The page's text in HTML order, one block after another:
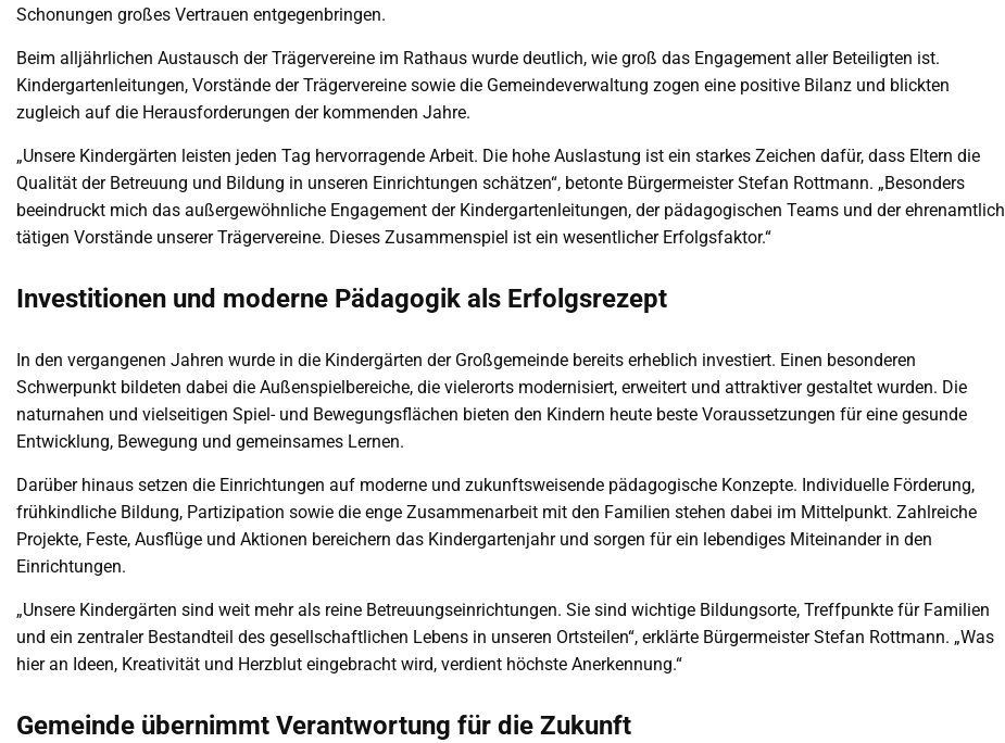
Schonungen großes Vertrauen entgegenbringen.
Beim alljährlichen Austausch der Trägervereine im Rathaus wurde deutlich, wie groß das Engagement aller Beteiligten ist.
Kindergartenleitungen, Vorstände der Trägervereine sowie die Gemeindeverwaltung zogen eine positive Bilanz und blickten
zugleich auf die Herausforderungen der kommenden Jahre.
„Unsere Kindergärten leisten jeden Tag hervorragende Arbeit. Die hohe Auslastung ist ein starkes Zeichen dafür, dass Eltern die
Qualität der Betreuung und Bildung in unseren Einrichtungen schätzen“, betonte Bürgermeister Stefan Rottmann. „Besonders
beeindruckt mich das außergewöhnliche Engagement der Kindergartenleitungen, der pädagogischen Teams und der ehrenamtlich
tätigen Vorstände unserer Trägervereine. Dieses Zusammenspiel ist ein wesentlicher Erfolgsfaktor.“
Investitionen und moderne Pädagogik als Erfolgsrezept
In den vergangenen Jahren wurde in die Kindergärten der Großgemeinde bereits erheblich investiert. Einen besonderen
Schwerpunkt bildeten dabei die Außenspielbereiche, die vielerorts modernisiert, erweitert und attraktiver gestaltet wurden. Die
naturnahen und vielseitigen Spiel- und Bewegungsflächen bieten den Kindern heute beste Voraussetzungen für eine gesunde
Entwicklung, Bewegung und gemeinsames Lernen.
Darüber hinaus setzen die Einrichtungen auf moderne und zukunftsweisende pädagogische Konzepte. Individuelle Förderung,
frühkindliche Bildung, Partizipation sowie die enge Zusammenarbeit mit den Familien stehen dabei im Mittelpunkt. Zahlreiche
Projekte, Feste, Ausflüge und Aktionen bereichern das Kindergartenjahr und sorgen für ein lebendiges Miteinander in den
Einrichtungen.
„Unsere Kindergärten sind weit mehr als reine Betreuungseinrichtungen. Sie sind wichtige Bildungsorte, Treffpunkte für Familien
und ein zentraler Bestandteil des gesellschaftlichen Lebens in unseren Ortsteilen“, erklärte Bürgermeister Stefan Rottmann. „Was
hier an Ideen, Kreativität und Herzblut eingebracht wird, verdient höchste Anerkennung.“
Gemeinde übernimmt Verantwortung für die Zukunft